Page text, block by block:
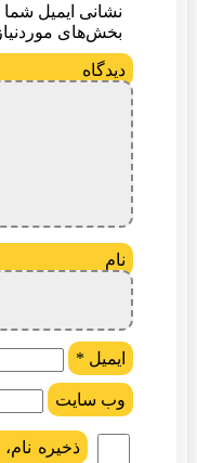
نشانی ایمیل
بخش‌های
ایمیل *
وب‌ سایت
ذخیره